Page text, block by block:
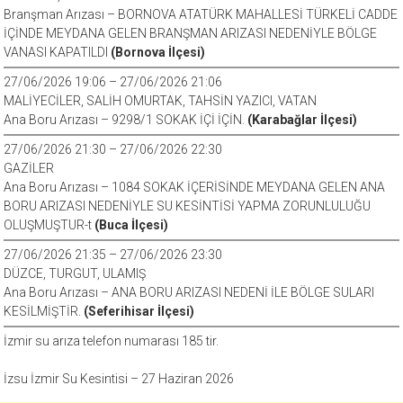
Branşman Arızası – BORNOVA ATATÜRK MAHALLESİ TÜRKELİ CADDE
İÇİNDE MEYDANA GELEN BRANŞMAN ARIZASI NEDENİYLE BÖLGE
VANASI KAPATILDI (Bornova İlçesi)
27/06/2026 19:06 – 27/06/2026 21:06
MALİYECİLER, SALİH OMURTAK, TAHSİN YAZICI, VATAN
Ana Boru Arızası – 9298/1 SOKAK İÇİ İÇİN. (Karabağlar İlçesi)
27/06/2026 21:30 – 27/06/2026 22:30
GAZİLER
Ana Boru Arızası – 1084 SOKAK İÇERİSİNDE MEYDANA GELEN ANA
BORU ARIZASI NEDENİYLE SU KESİNTİSİ YAPMA ZORUNLULUĞU
OLUŞMUŞTUR-t (Buca İlçesi)
27/06/2026 21:35 – 27/06/2026 23:30
DÜZCE, TURGUT, ULAMIŞ
Ana Boru Arızası – ANA BORU ARIZASI NEDENİ İLE BÖLGE SULARI
KESİLMİŞTİR. (Seferihisar İlçesi)
İzmir su arıza telefon numarası 185 tir.
İzsu İzmir Su Kesintisi – 27 Haziran 2026